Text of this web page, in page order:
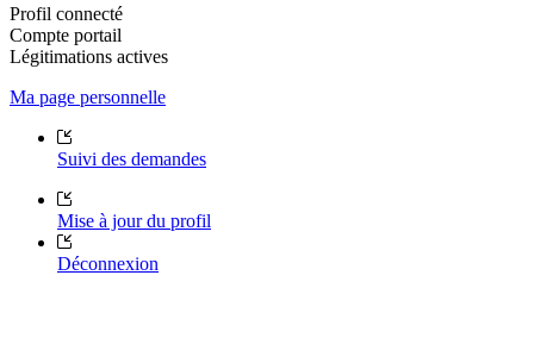
Profil connecté
Compte portail
Légitimations actives
Ma page personnelle
Suivi des demandes
Mise à jour du profil
Déconnexion